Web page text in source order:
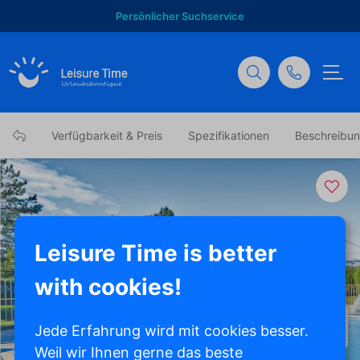
Persönlicher Suchservice
Verfügbarkeit & Preis Spezifikationen
Alle Fotos anzeigen
Leisure Time is better
with cookies!
Jede Erfahrung wird mit cookies besser.
Weil wir Ihnen gerne das beste